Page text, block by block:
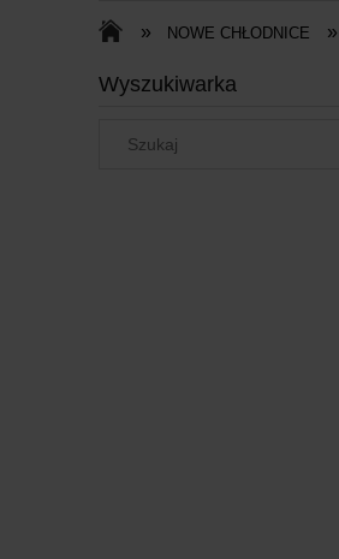
» NOWE CHŁODNICE »
Wyszukiwarka